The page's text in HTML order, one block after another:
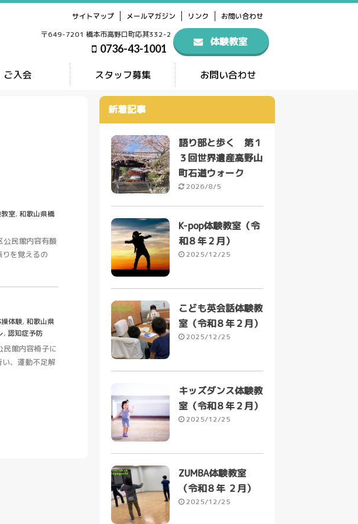
サイトマップ メールマガジン リンク お問い合わせ
0736-43-1001
体験教室
〒649-7201 橋本市高野口町応其332-2
ご入会 スタッフ募集 お問い合わせ
室, 和歌山県橋
民館内容有酸
を覚えるの
体験, 和歌山県
, 認知症予防
館内容椅子に
、運動不足解
新着記事
語り部と歩く 第１
３回世界遺産高野山
町石道ウォーク
2026/8/5
K-pop体験教室（令
和８年２月）
2025/12/25
こども英会話体験教
室（令和８年２月）
2025/12/25
キッズダンス体験教
室（令和８年２月）
2025/12/25
ZUMBA体験教室
（令和８年 ２月）
2025/12/25